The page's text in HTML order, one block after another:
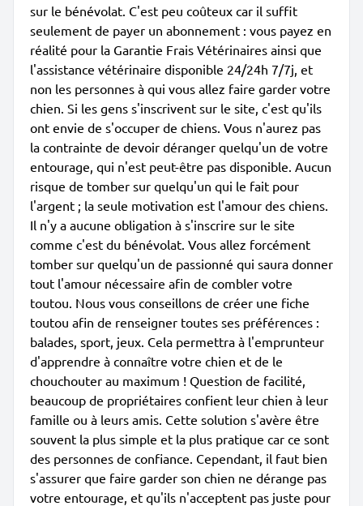
sur le bénévolat. C'est peu coûteux car il suffit
seulement de payer un abonnement : vous payez en
réalité pour la Garantie Frais Vétérinaires ainsi que
l'assistance vétérinaire disponible 24/24h 7/7j, et
non les personnes à qui vous allez faire garder votre
chien. Si les gens s'inscrivent sur le site, c'est qu'ils
ont envie de s'occuper de chiens. Vous n'aurez pas
la contrainte de devoir déranger quelqu'un de votre
entourage, qui n'est peut-être pas disponible. Aucun
risque de tomber sur quelqu'un qui le fait pour
l'argent ; la seule motivation est l'amour des chiens.
Il n'y a aucune obligation à s'inscrire sur le site
comme c'est du bénévolat. Vous allez forcément
tomber sur quelqu'un de passionné qui saura donner
tout l'amour nécessaire afin de combler votre
toutou. Nous vous conseillons de créer une fiche
toutou afin de renseigner toutes ses préférences :
balades, sport, jeux. Cela permettra à l'emprunteur
d'apprendre à connaître votre chien et de le
chouchouter au maximum ! Question de facilité,
beaucoup de propriétaires confient leur chien à leur
famille ou à leurs amis. Cette solution s'avère être
souvent la plus simple et la plus pratique car ce sont
des personnes de confiance. Cependant, il faut bien
s'assurer que faire garder son chien ne dérange pas
votre entourage, et qu'ils n'acceptent pas juste pour